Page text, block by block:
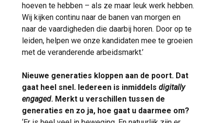
hoeven te hebben – als ze maar leuk werk hebben.
Wij kijken continu naar de banen van morgen en
naar de vaardigheden die daarbij horen. Door op te
leiden, helpen we onze kandidaten mee te groeien
met de veranderende arbeidsmarkt.’
Nieuwe generaties kloppen aan de poort. Dat
gaat heel snel. Iedereen is inmiddels digitally
engaged. Merkt u verschillen tussen de
generaties en zo ja, hoe gaat u daarmee om?